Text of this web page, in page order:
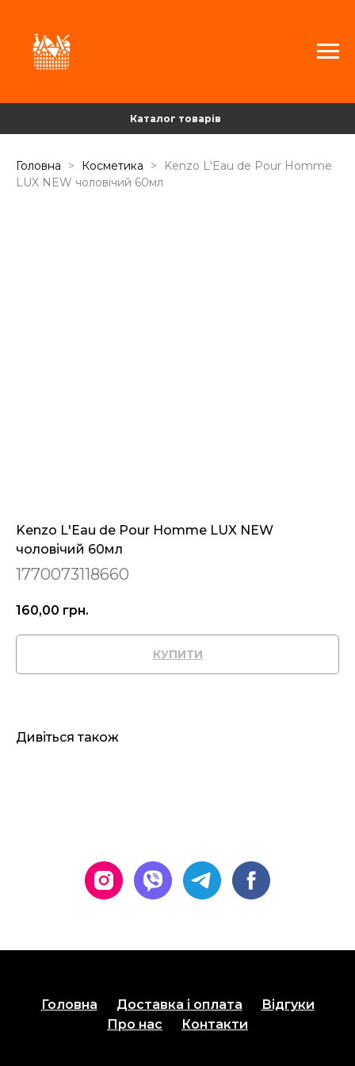
Каталог товарів
Головна Косметика
Kenzo L'Eau de Pour Homme
LUX NEW чоловічий 60мл
Kenzo L'Eau de Pour Homme LUX NEW
чоловічий 60мл
1770073118660
160,00 грн.
КУПИТИ
Дивіться також
Головна Доставка і оплата
Відгуки
Про нас
Контакти